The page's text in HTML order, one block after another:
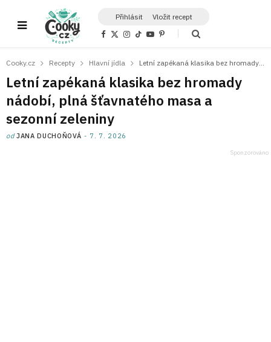
Přihlásit Vložit recept
F
b
X
i
e
r
)
I
a
r
a
m
T
o
Y
u
P
e
e
s
Cooky.cz Recepty Hlavní jídla
Letní zapékaná klasika bez hromady
nádobí, plná šťavnatého masa a
sezonní zeleniny
odJANA DUCHOŇOVÁ 7. 7. 2026